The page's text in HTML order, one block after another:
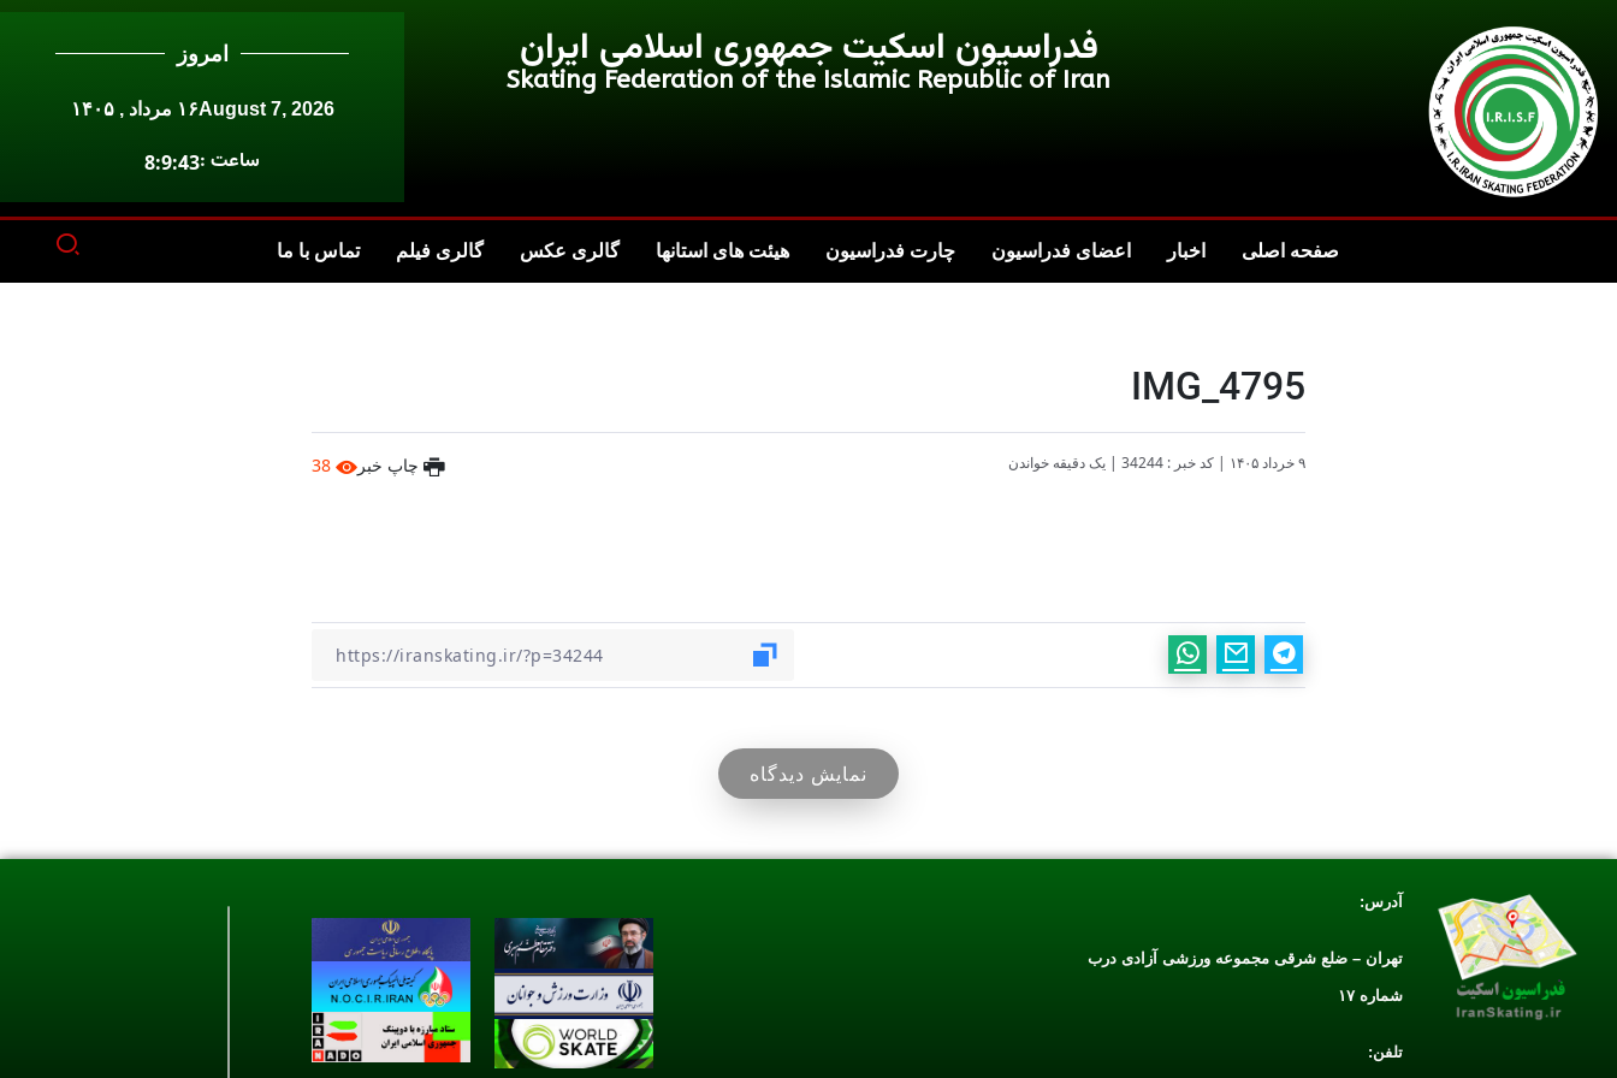
فدراسیون اسکیت جمهوری اسلامی ایران
Skating Federation of the Islamic Republic of Iran
امروز
August 7, 2026۱۶ مرداد , ۱۴۰۵
ساعت :8:9:43
صفحه اصلی اخبار اعضای فدراسیون چارت فدراسیون هیئت های استانها گالری عکس گالری فیلم تماس با ما
IMG_4795
۹ خرداد ۱۴۰۵ |کد خبر : 34244 |یک دقیقه خواندن چاپ خبر 38
نمایش دیدگاه
آدرس:
تهران – ضلع شرقی مجموعه ورزشی آزادی درب
شماره ۱۷
تلفن: